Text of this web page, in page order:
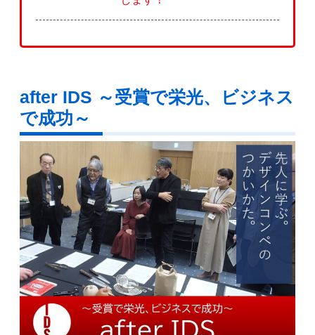
after IDS ～受賞で栄光、ビジネス
で成功～